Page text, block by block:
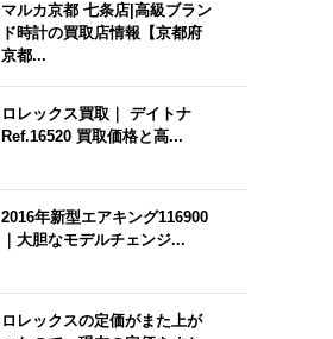
マルカ京都 七条店|高級ブラン
ド時計の買取店情報【京都府
京都...
ロレックス買取｜ デイトナ
Ref.16520 買取価格と高...
2016年新型エアキング116900
｜大胆なモデルチェンジ...
ロレックスの定価がまた上が